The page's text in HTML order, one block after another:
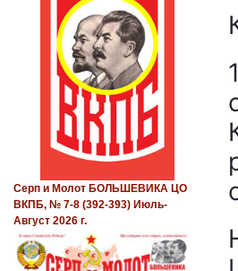
Серп и Молот БОЛЬШЕВИКА ЦО
ВКПБ, № 7-8 (392-393) Июль-
Август 2026 г.